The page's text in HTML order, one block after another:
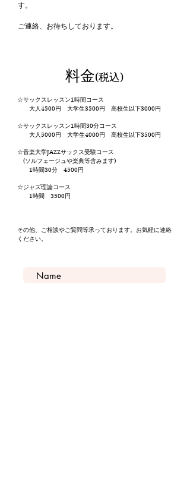
す。
ご連絡、お待ちしております。
料金​(税込)
☆サックスレッスン1時間コース
大人4500円 大学生3500円 高校生以下3000円
☆サックスレッスン1時間30分コース
大人5000円 大学生4000円 高校生以下3500円
​☆音楽大学JAZZサックス受験コース
(ソルフェージュや楽典等含みます)
1時間30分 4500円
☆ジャズ理論コース
1時間 3500円
その他、ご相談やご質問等承っております。お気軽に連絡
ください。